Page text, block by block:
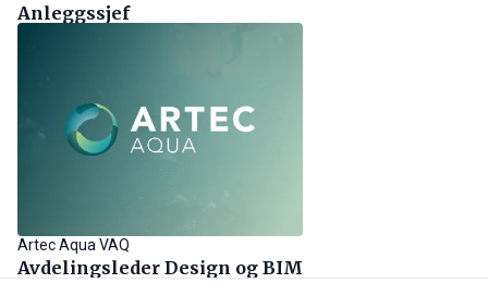
Anleggssjef
Artec Aqua VAQ
Avdelingsleder Design og BIM